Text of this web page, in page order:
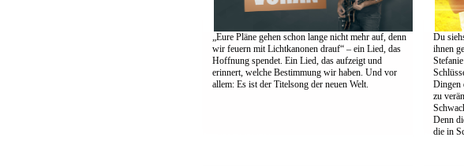
„Eure Pläne gehen schon lange nicht mehr auf, denn
wir feuern mit Lichtkanonen drauf“ – ein Lied, das
Hoffnung spendet. Ein Lied, das aufzeigt und
erinnert, welche Bestimmung wir haben. Und vor
allem: Es ist der Titelsong der neuen Welt.
Du
ihnen
Dingen
zu
Denn
die in